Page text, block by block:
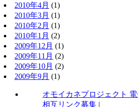
2010年4月 (1)
2010年3月 (1)
2010年2月 (1)
2010年1月 (2)
2009年12月 (1)
2009年11月 (2)
2009年10月 (2)
2009年9月 (1)
オモイカネプロジェクト
相互リンク募集 |